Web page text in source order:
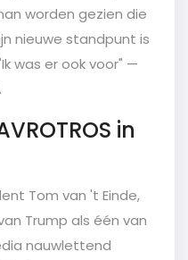
worden gezien die
nieuwe standpunt is
was er ook voor" —
in
Tom van 't Einde,
Trump als één van
nauwlettend